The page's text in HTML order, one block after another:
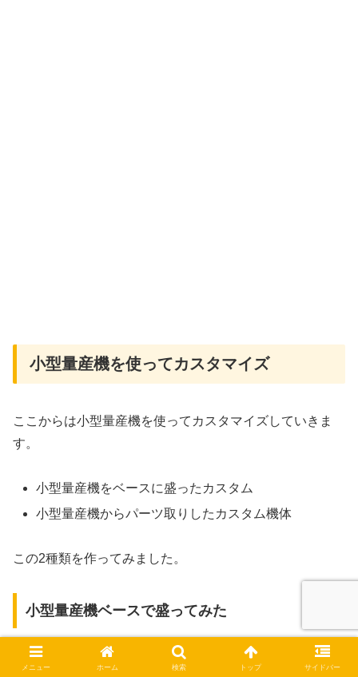
小型量産機を使ってカスタマイズ
ここからは小型量産機を使ってカスタマイズしていきま
す。
小型量産機をベースに盛ったカスタム
小型量産機からパーツ取りしたカスタム機体
この2種類を作ってみました。
小型量産機ベースで盛ってみた
メニュー ホーム 検索 トップ サイドバー